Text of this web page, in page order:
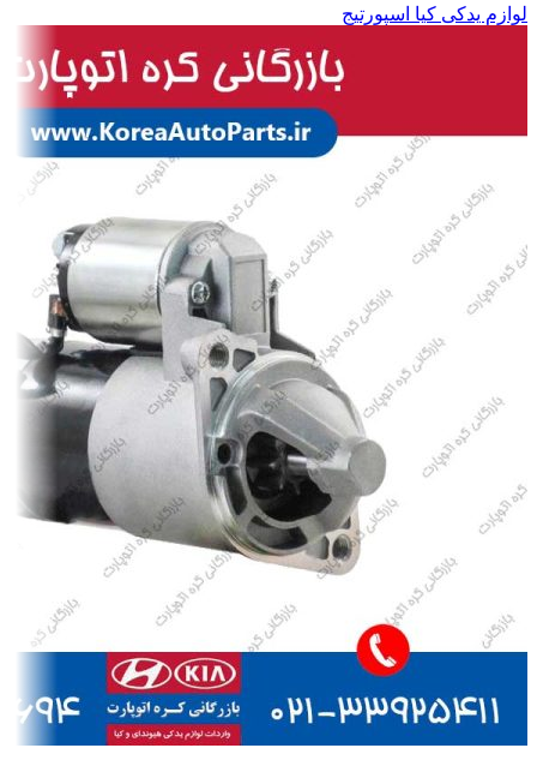
لوازم یدکی کیا اسپورتیج